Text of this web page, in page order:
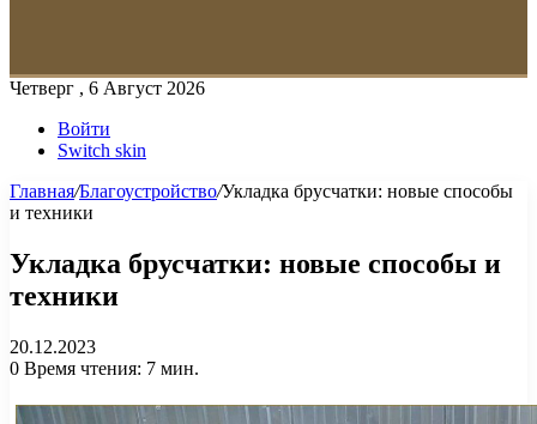
Четверг , 6 Август 2026
Войти
Switch skin
Главная/Благоустройство/Укладка брусчатки: новые способы
и техники
Укладка брусчатки: новые способы и
техники
20.12.2023
0 Время чтения: 7 мин.